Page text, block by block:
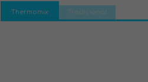
Thermomix Tradicional